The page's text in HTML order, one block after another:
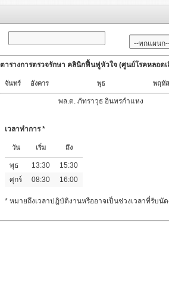
ตารางการตรวจรักษา คลินิกฟื้นฟูหัวใจ (ศูนย์โรคหลอด
จันทร์ อังคาร พุธ พฤหัส
พล.ต. ภัทราวุธ อินทรกำแหง
เวลาทำการ *
วัน เริ่ม ถึง
พุธ 13:30
15:30
ศุกร์
08:30 16:00
* หมายถึงเวลาปฎิบัติงานหรืออาจเป็นช่วงเวลาที่รับ